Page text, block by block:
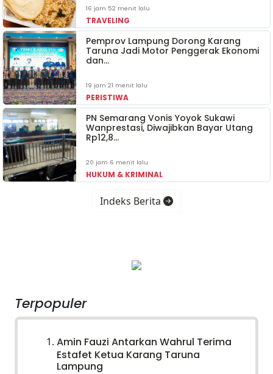
16 jam 52 menit lalu
TRAVELING
Pemprov Lampung Dorong Karang
Taruna Jadi Motor Penggerak Ekonomi
dan…
19 jam 21 menit lalu
PERISTIWA
PN Semarang Vonis Yoyok Sukawi
Wanprestasi, Diwajibkan Bayar Utang
Rp12,8…
20 jam 6 menit lalu
HUKUM & KRIMINAL
Indeks Berita
Terpopuler
Amin Fauzi Antarkan Wahrul Terima
Estafet Ketua Karang Taruna
Lampung